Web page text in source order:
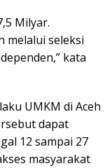
Milyar.
melalui seleksi
kata
UMKM di Aceh
dapat
12 sampai 27
masyarakat